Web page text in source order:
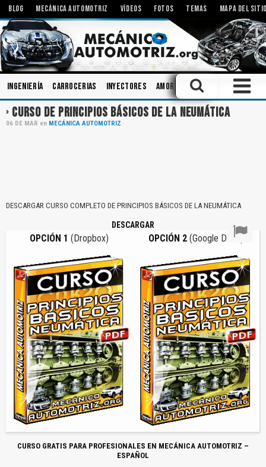
BLOG MECÁNICA AUTOMOTRIZ VÍDEOS FOTOS TEMAS MAPA DEL
Ingeniería Carrocerias Inyectores Amortiguadores
CURSO DE PRINCIPIOS BÁSICOS DE LA NEUMÁTICA
06 DE MAR en MECÁNICA AUTOMOTRIZ
DESCARGAR CURSO COMPLETO DE PRINCIPIOS BÁSICOS DE LA NEUMÁTICA
DESCARGAR
OPCIÓN 1 (Dropbox) OPCIÓN 2 (Google Drive)
CURSO GRATIS PARA PROFESIONALES EN MECÁNICA AUTOMOTRIZ –
ESPAÑOL